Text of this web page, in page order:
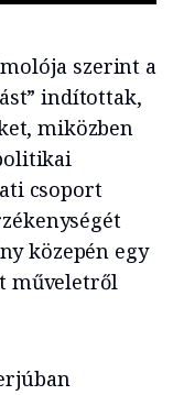
szerint a
indítottak,
miközben
csoport
közepén egy
műveletről